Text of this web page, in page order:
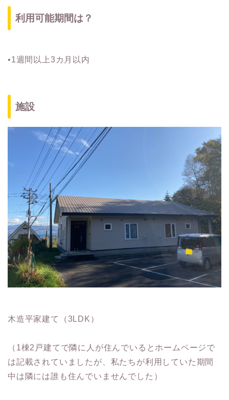
利用可能期間は？
•1週間以上3カ月以内
施設
木造平家建て（3LDK）
（1棟2戸建てで隣に人が住んでいるとホームページで
は記載されていましたが、私たちが利用していた期間
中は隣には誰も住んでいませんでした）